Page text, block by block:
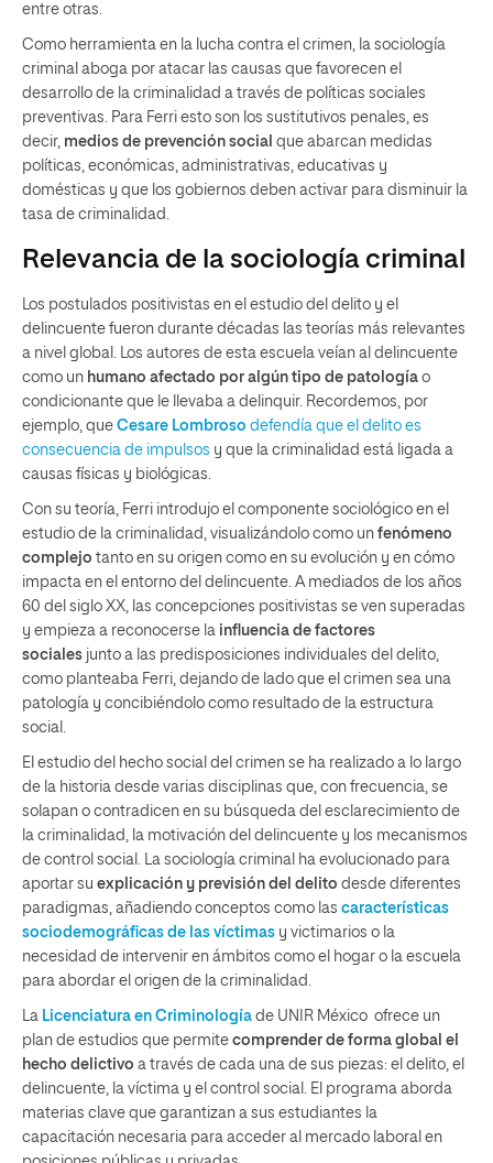
entre otras.
Como herramienta en la lucha contra el crimen, la sociología
criminal aboga por atacar las causas que favorecen el
desarrollo de la criminalidad a través de políticas sociales
preventivas. Para Ferri esto son los sustitutivos penales, es
decir, medios de prevención social que abarcan medidas
políticas, económicas, administrativas, educativas y
domésticas y que los gobiernos deben activar para disminuir la
tasa de criminalidad.
Relevancia de la sociología criminal
Los postulados positivistas en el estudio del delito y el
delincuente fueron durante décadas las teorías más relevantes
a nivel global. Los autores de esta escuela veían al delincuente
como un humano afectado por algún tipo de patología o
condicionante que le llevaba a delinquir. Recordemos, por
ejemplo, que Cesare Lombroso defendía que el delito es
consecuencia de impulsos y que la criminalidad está ligada a
causas físicas y biológicas.
Con su teoría, Ferri introdujo el componente sociológico en el
estudio de la criminalidad, visualizándolo como un fenómeno
complejo tanto en su origen como en su evolución y en cómo
impacta en el entorno del delincuente. A mediados de los años
60 del siglo XX, las concepciones positivistas se ven superadas
y empieza a reconocerse la influencia de factores
sociales junto a las predisposiciones individuales del delito,
como planteaba Ferri, dejando de lado que el crimen sea una
patología y concibiéndolo como resultado de la estructura
social.
El estudio del hecho social del crimen se ha realizado a lo largo
de la historia desde varias disciplinas que, con frecuencia, se
solapan o contradicen en su búsqueda del esclarecimiento de
la criminalidad, la motivación del delincuente y los mecanismos
de control social. La sociología criminal ha evolucionado para
aportar su explicación y previsión del delito desde diferentes
paradigmas, añadiendo conceptos como las características
sociodemográficas de las víctimas y victimarios o la
necesidad de intervenir en ámbitos como el hogar o la escuela
para abordar el origen de la criminalidad.
La Licenciatura en Criminología de UNIR México ofrece un
plan de estudios que permite comprender de forma global el
hecho delictivo a través de cada una de sus piezas: el delito, el
delincuente, la víctima y el control social. El programa aborda
materias clave que garantizan a sus estudiantes la
capacitación necesaria para acceder al mercado laboral en